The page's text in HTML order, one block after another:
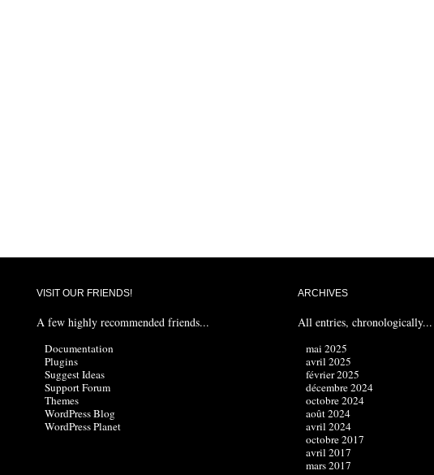
VISIT OUR FRIENDS!
A few highly recommended friends...
Documentation
Plugins
Suggest Ideas
Support Forum
Themes
WordPress Blog
WordPress Planet
ARCHIVES
All entries, chronologically...
mai 2025
avril 2025
février 2025
décembre 2024
octobre 2024
août 2024
avril 2024
octobre 2017
avril 2017
mars 2017